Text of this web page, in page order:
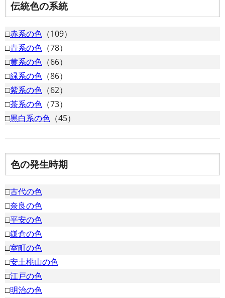
伝統色の系統
□赤系の色 （109）
□青系の色 （78）
□黄系の色 （66）
□緑系の色 （86）
□紫系の色 （62）
□茶系の色 （73）
□黒白系の色 （45）
色の発生時期
□古代の色
□奈良の色
□平安の色
□鎌倉の色
□室町の色
□安土桃山の色
□江戸の色
□明治の色